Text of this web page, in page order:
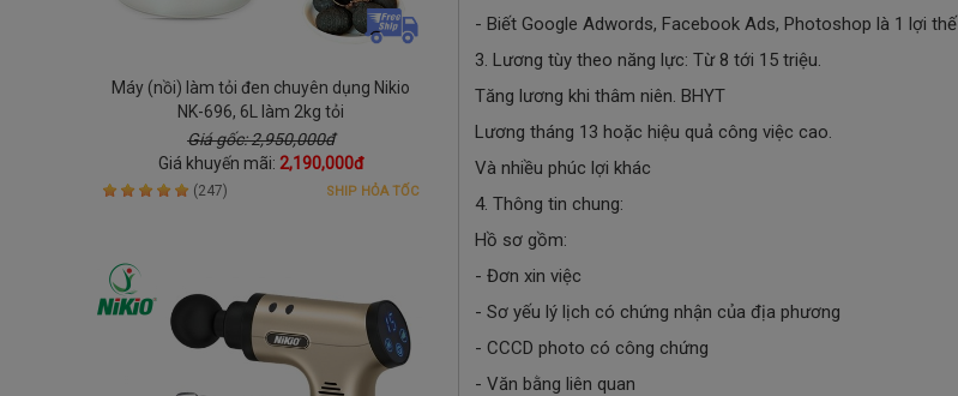
Máy (nồi) làm tỏi đen chuyên dụng Nikio
NK-696, 6L làm 2kg tỏi
Giá gốc: 2,950,000đ
Giá khuyến mãi: 2,190,000đ
(247) SHIP HỎA TỐC
- Biết Google Adwords, Facebook Ads, Photoshop là 1 lợi thế
3. Lương tùy theo năng lực: Từ 8 tới 15 triệu.
Tăng lương khi thâm niên. BHYT
Lương tháng 13 hoặc hiệu quả công việc cao.
Và nhiều phúc lợi khác
4. Thông tin chung:
Hồ sơ gồm:
- Đơn xin việc
- Sơ yếu lý lịch có chứng nhận của địa phương
- CCCD photo có công chứng
- Văn bằng liên quan